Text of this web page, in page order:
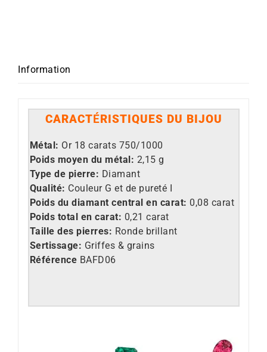
Information
CARACTÉRISTIQUES DU BIJOU
Métal: Or 18 carats 750/1000
Poids moyen du métal: 2,15 g
Type de pierre: Diamant
Qualité: Couleur G et de pureté I
Poids du diamant central en carat: 0,08 carat
Poids total en carat: 0,21 carat
Taille des pierres: Ronde brillant
Sertissage: Griffes & grains
Référence BAFD06